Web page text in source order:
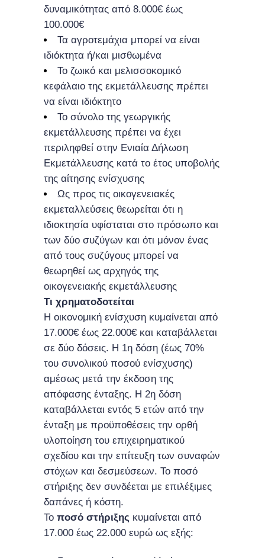
δυναμικότητας από 8.000€ έως
100.000€
Τα αγροτεμάχια μπορεί να είναι
ιδιόκτητα ή/και μισθωμένα
Το ζωικό και μελισσοκομικό
κεφάλαιο της εκμετάλλευσης πρέπει
να είναι ιδιόκτητο
Το σύνολο της γεωργικής
εκμετάλλευσης πρέπει να έχει
περιληφθεί στην Ενιαία Δήλωση
Εκμετάλλευσης κατά το έτος υποβολής
της αίτησης ενίσχυσης
Ως προς τις οικογενειακές
εκμεταλλεύσεις θεωρείται ότι η
ιδιοκτησία υφίσταται στο πρόσωπο και
των δύο συζύγων και ότι μόνον ένας
από τους συζύγους μπορεί να
θεωρηθεί ως αρχηγός της
οικογενειακής εκμετάλλευσης
Τι χρηματοδοτείται
Η οικονομική ενίσχυση κυμαίνεται από
17.000€ έως 22.000€ και καταβάλλεται
σε δύο δόσεις. Η 1η δόση (έως 70%
του συνολικού ποσού ενίσχυσης)
αμέσως μετά την έκδοση της
απόφασης ένταξης. Η 2η δόση
καταβάλλεται εντός 5 ετών από την
ένταξη με προϋποθέσεις την ορθή
υλοποίηση του επιχειρηματικού
σχεδίου και την επίτευξη των συναφών
στόχων και δεσμεύσεων. Το ποσό
στήριξης δεν συνδέεται με επιλέξιμες
δαπάνες ή κόστη.
Το ποσό στήριξης κυμαίνεται από
17.000 έως 22.000 ευρώ ως εξής: